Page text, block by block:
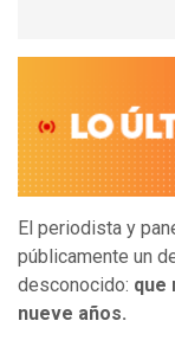
El periodista y
públicamente un
desconocido: que
nueve años.